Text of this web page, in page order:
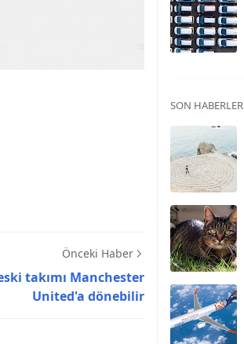
Önceki Haber
takımı Manchester
United'a dönebilir
SON HABERLER